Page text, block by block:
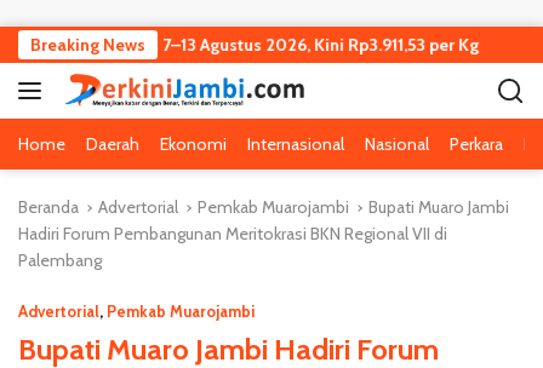
Breaking News
Turun Tipis 7–13 Agustus 2026, Kini Rp3.911,53 per Kg
Home Daerah Ekonomi Internasional Nasional Perkara
Beranda Advertorial Pemkab Muarojambi
Bupati Muaro Jambi
Hadiri Forum Pembangunan Meritokrasi BKN Regional VII di
Palembang
Advertorial, Pemkab Muarojambi
Bupati Muaro Jambi Hadiri Forum